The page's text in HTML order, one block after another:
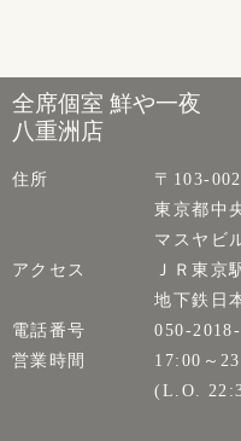
全席個室 鮮や一夜
八重洲店
住所
〒103-
東京都中
マスヤビ
アクセス
ＪＲ東京
地下鉄日
電話番号
050-
営業時間
17:00～
(L.O.